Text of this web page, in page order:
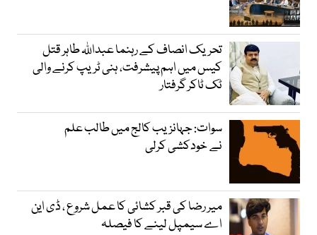
تحریک انصاف کے رہنما عبداللہ طاہر قتل
کیس میں اہم پیشرفت، ہنی ٹریپ کرنے والی
ٹک ٹاکر گرفتار
سوات: جہانزیب کالج میں طالب علم
نے خودکشی کرلی
میر رضا کی قبر کشائی کا عمل شروع ، ڈی این
اے سیمپل لینے کا فیصلہ